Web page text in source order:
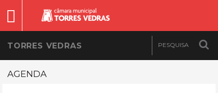
TORRES VEDRAS
AGENDA